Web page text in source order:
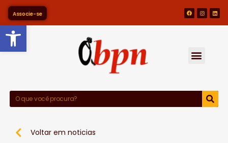
Barra de Ferramentas
Associe-se
Voltar em noticias